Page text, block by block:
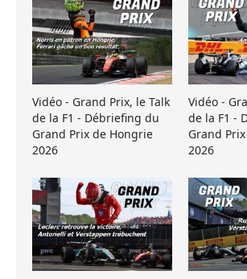
Vidéo - Grand Prix, le Talk
de la F1 - Débriefing du
Grand Prix de Hongrie
2026
Vidéo -
de la F1 -
Grand
2026